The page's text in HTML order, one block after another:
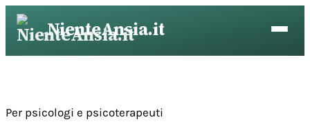
Vai
contenuto
NienteAnsia.it
Per psicologi e psicoterapeuti